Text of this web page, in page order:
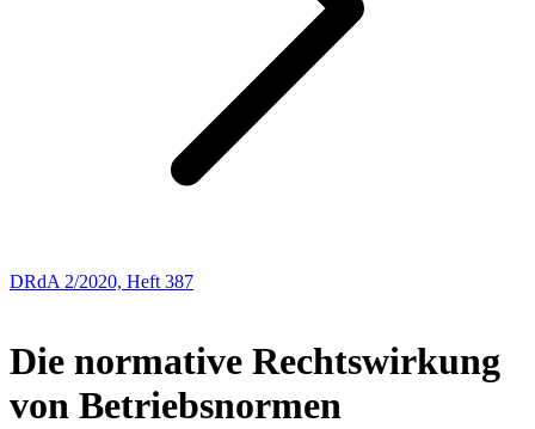
DRdA 2/2020, Heft 387
Die normative Rechtswirkung
von Betriebsnormen